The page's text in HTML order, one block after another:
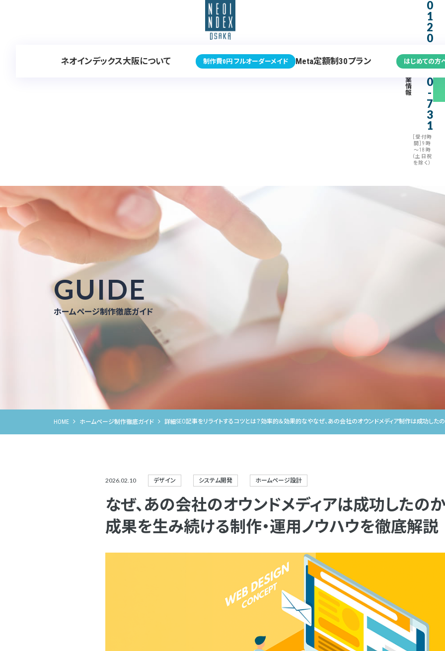
業
情
報
0
1
2
0
3
7
0
-
7
3
1
［受付時
間］9時
～18時
（土日祝
を除く）
ネオインデックス大阪について 制作費0円 フルオーダーメイド Meta定額制30プラン はじめての方
SEO記事をリライトするコツとは？効率的＆効果的なやなぜ、あの会社のオウンドメディア制作は成功した
GUIDE
ホームページ制作徹底ガイド
HOME ホームページ制作徹底ガイド 詳細
2026.02.10 デザイン システム開発 ホームページ設計
なぜ、あの会社のオウンドメディアは成功したの
成果を生み続ける制作・運用ノウハウを徹底解説